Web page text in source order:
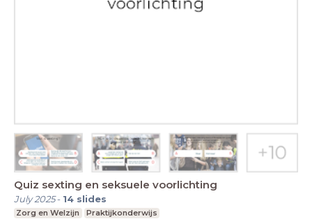
Quiz sexting en seksuele voorlichting
July 2025- 14 slides
Zorg en Welzijn Praktijkonderwijs